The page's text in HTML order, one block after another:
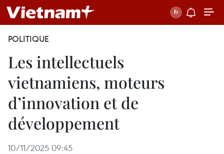
POLITIQUE
Les intellectuels
vietnamiens, moteurs
d’innovation et de
développement
10/11/2025 09:45